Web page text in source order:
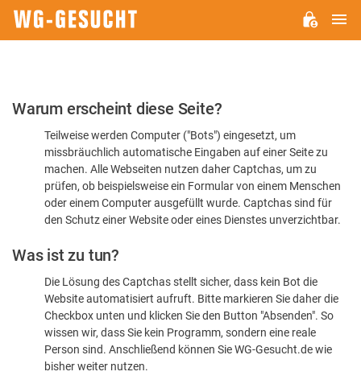
Bitte
dass
sind
Warum erscheint diese Seite?
Teilweise werden Computer ("Bots") eingesetzt, um
missbräuchlich automatische Eingaben auf einer Seite zu
machen. Alle Webseiten nutzen daher Captchas, um zu
prüfen, ob beispielsweise ein Formular von einem Menschen
oder einem Computer ausgefüllt wurde. Captchas sind für
den Schutz einer Website oder eines Dienstes unverzichtbar.
Was ist zu tun?
Die Lösung des Captchas stellt sicher, dass kein Bot die
Website automatisiert aufruft. Bitte markieren Sie daher die
Checkbox unten und klicken Sie den Button "Absenden". So
wissen wir, dass Sie kein Programm, sondern eine reale
Person sind. Anschließend können Sie WG-Gesucht.de wie
bisher weiter nutzen.